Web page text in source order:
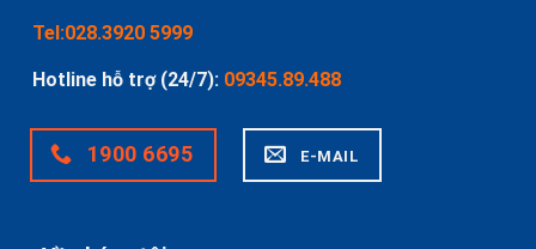
Tel:028.3920 5999
Hotline hỗ trợ (24/7): 09345.89.488
1900 6695 E-MAIL